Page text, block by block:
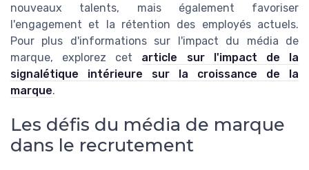
nouveaux talents, mais également favoriser
l'engagement et la rétention des employés actuels.
Pour plus d'informations sur l'impact du média de
marque, explorez cet article sur l'impact de la
signalétique intérieure sur la croissance de la
marque.
Les défis du média de marque
dans le recrutement